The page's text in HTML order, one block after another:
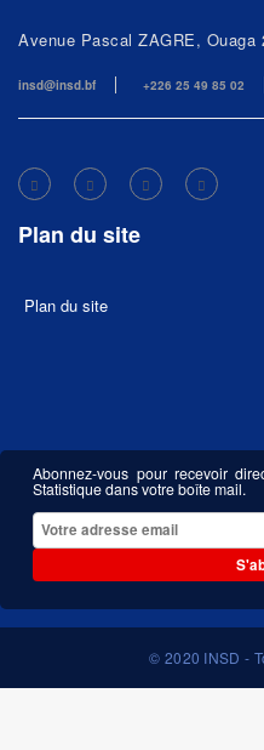
Avenue Pascal ZAGRE, Ouaga
insd@insd.bf +226 25 49 85 02
Plan du site
Plan du site
Abonnez-vous pour recevoir
Statistique dans votre boîte mail.
© 2020 INSD -